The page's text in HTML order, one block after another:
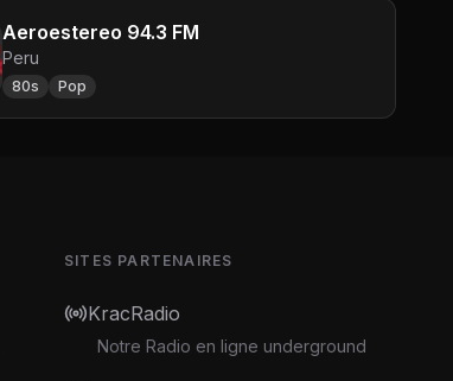
Aeroestereo 94.3 FM
Peru
80s Pop
SITES PARTENAIRES
KracRadio
Notre Radio en ligne underground